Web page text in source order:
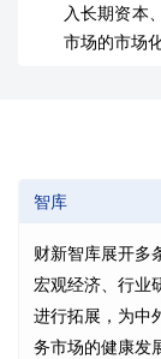
入长期资本
市场的市场
智库
财新智库展开多
宏观经济、行业
进行拓展，为中
务市场的健康发